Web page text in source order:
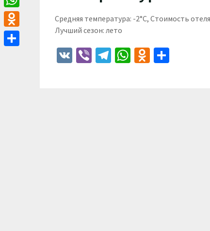
Средняя температура: -2°C, Стоимость
Лучший сезон: лето
VK ViberTelegram
WhatsApp
WhatsApp
Odnoklassniki